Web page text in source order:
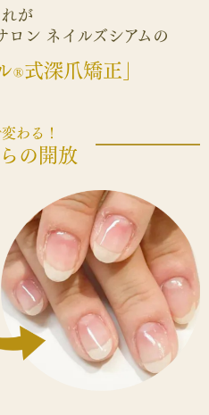
が
ン ネイルズシアムの
®式深爪矯正」
わる！
の開放